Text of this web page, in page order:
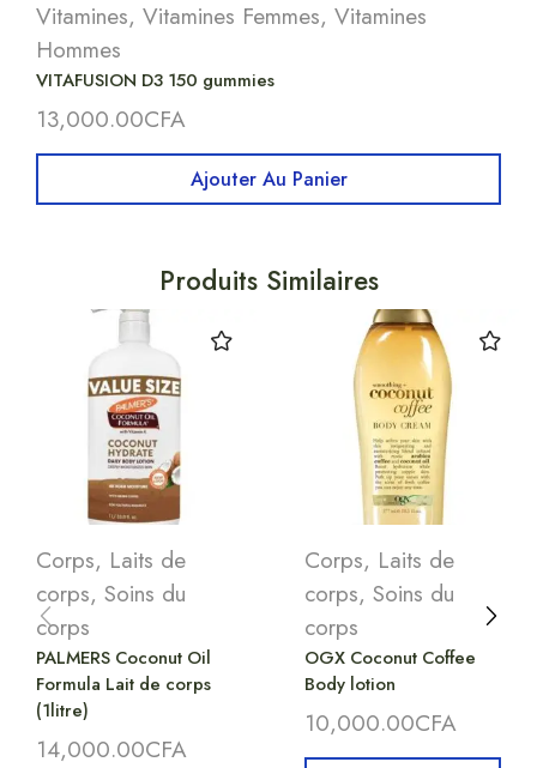
Vitamines, Vitamines Femmes, Vitamines
Hommes
VITAFUSION D3 150 gummies
13,000.00CFA
Ajouter Au Panier
Produits Similaires
Corps, Laits de
corps, Soins du
corps
PALMERS Coconut Oil
Formula Lait de corps
(1litre)
14,000.00CFA
Corps, Laits de
corps, Soins du
corps
OGX Coconut Coffee
Body lotion
10,000.00CFA